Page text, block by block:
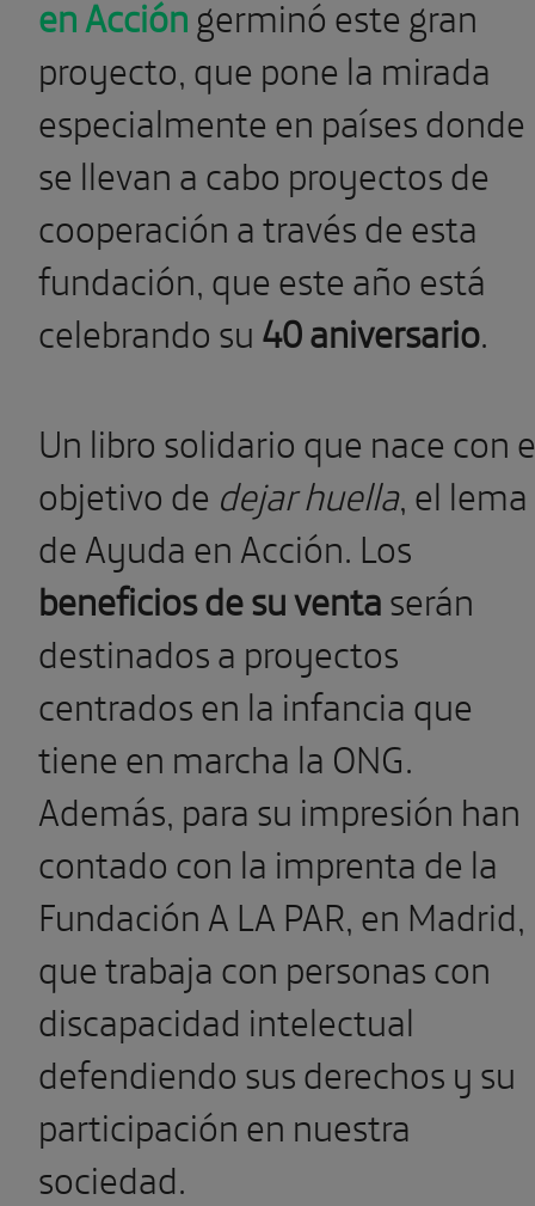
en Accióngerminó este gran
proyecto, que pone la mirada
especialmente en países donde
se llevan a cabo proyectos de
cooperación a través de esta
fundación, que este año está
celebrando su40 aniversario.
Un libro solidario que nace con
objetivo de dejar huella, el lema
de Ayuda en Acción. Los
beneficios de su ventaserán
destinados a proyectos
centrados en la infancia que
tiene en marcha la ONG.
Además, para su impresión han
contado con la imprenta de la
Fundación A LA PAR, en Madrid,
que trabaja con personas con
discapacidad intelectual
defendiendo sus derechos y su
participación en nuestra
sociedad.